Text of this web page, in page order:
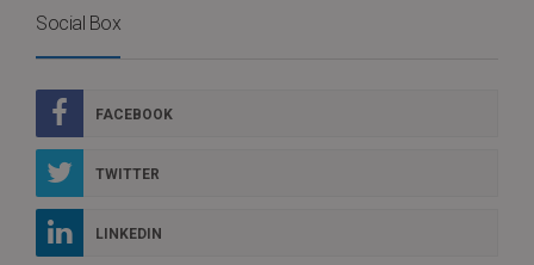
Social Box
FACEBOOK
TWITTER
LINKEDIN